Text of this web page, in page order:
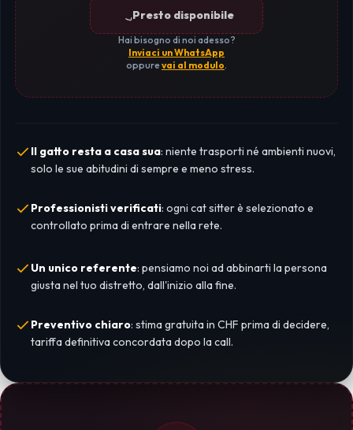
Presto disponibile
Hai bisogno di noi adesso?
Inviaci un WhatsApp
oppurevai al modulo.
Il gatto resta a casa sua: niente trasporti né ambienti nuovi,
solo le sue abitudini di sempre e meno stress.
Professionisti verificati: ogni cat sitter è selezionato e
controllato prima di entrare nella rete.
Un unico referente: pensiamo noi ad abbinarti la persona
giusta nel tuo distretto, dall'inizio alla fine.
Preventivo chiaro: stima gratuita in CHF prima di decidere,
tariffa definitiva concordata dopo la call.